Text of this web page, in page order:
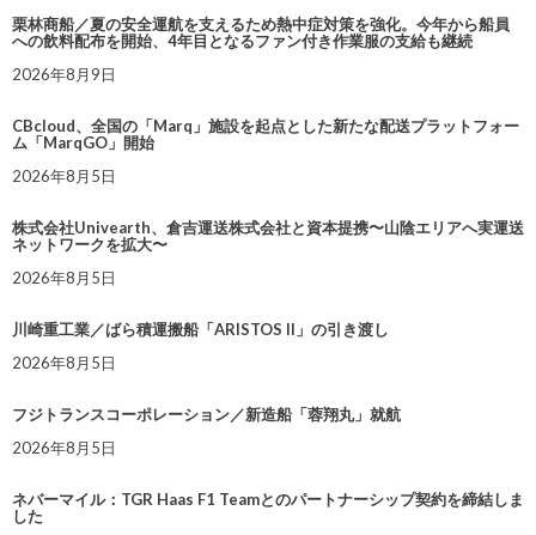
栗林商船／夏の安全運航を支えるため熱中症対策を強化。今年から船員
への飲料配布を開始、4年目となるファン付き作業服の支給も継続
2026年8月9日
CBcloud、全国の「Marq」施設を起点とした新たな配送プラットフォー
ム「MarqGO」開始
2026年8月5日
株式会社Univearth、倉吉運送株式会社と資本提携〜山陰エリアへ実運送
ネットワークを拡大〜
2026年8月5日
川崎重工業／ばら積運搬船「ARISTOS II」の引き渡し
2026年8月5日
フジトランスコーポレーション／新造船「蓉翔丸」就航
2026年8月5日
ネバーマイル：TGR Haas F1 Teamとのパートナーシップ契約を締結しま
した